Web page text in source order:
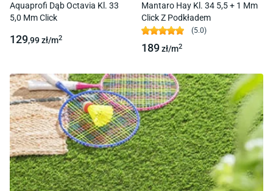
Aquaprofi Dąb Octavia Kl. 33
5,0 Mm Click
129,99zł/m2
Mantaro Hay Kl. 34 5,5 + 1 Mm
Click Z Podkładem
(5.0)
189zł/m2